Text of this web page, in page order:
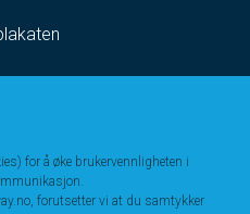
for å øke brukervennligheten i
forutsetter vi at du samtykker